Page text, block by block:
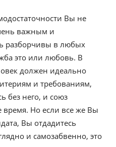
Вы не
важным и
разборчивы в любых
это или любовь. В
должен идеально
и требованиям,
без него, и союз
время. Но если все же Вы
Вы отдадитесь
и самозабвенно, это